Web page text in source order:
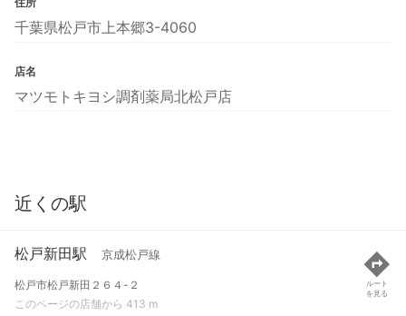
千葉県松戸市上本郷3-4060
店名
マツモトキヨシ調剤薬局北松戸店
近くの駅
松戸新田駅 京成松戸線
松戸市松戸新田２６４-２
このページの店舗から 413 m
ルート
を見る